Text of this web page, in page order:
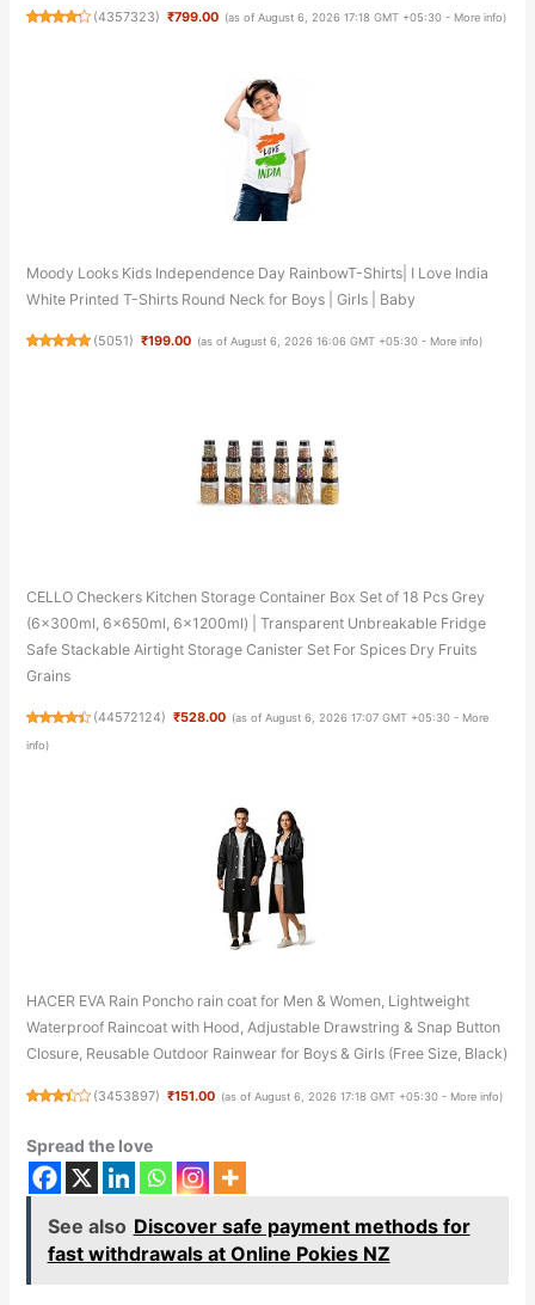
(4357323) ₹799.00 (as of August 6, 2026 17:18 GMT +05:30 - More info)
Moody Looks Kids Independence Day RainbowT-Shirts| I Love India
White Printed T-Shirts Round Neck for Boys | Girls | Baby
(5051) ₹199.00 (as of August 6, 2026 16:06 GMT +05:30 - More info)
CELLO Checkers Kitchen Storage Container Box Set of 18 Pcs Grey
(6x300ml, 6x650ml, 6x1200ml) | Transparent Unbreakable Fridge
Safe Stackable Airtight Storage Canister Set For Spices Dry Fruits
Grains
(44572124) ₹528.00 (as of August 6, 2026 17:07 GMT +05:30 - More
info)
HACER EVA Rain Poncho rain coat for Men & Women, Lightweight
Waterproof Raincoat with Hood, Adjustable Drawstring & Snap Button
Closure, Reusable Outdoor Rainwear for Boys & Girls (Free Size, Black)
(3453897) ₹151.00 (as of August 6, 2026 17:18 GMT +05:30 - More info)
Spread the love
See also Discover safe payment methods for
fast withdrawals at Online Pokies NZ